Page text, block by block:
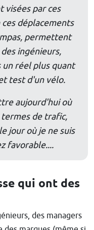
visées par ces
déplacements
permettent
ingénieurs,
un réel plus quant
test d'un vélo.
aujourd'hui où
termes de trafic,
jour où je ne suis
favorable....
qui ont des
des managers